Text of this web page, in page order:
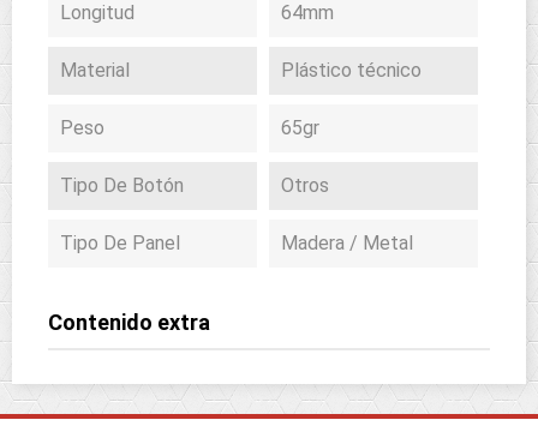
Longitud 64mm
Material Plástico técnico
Peso 65gr
Tipo De Botón Otros
Tipo De Panel Madera / Metal
Contenido extra